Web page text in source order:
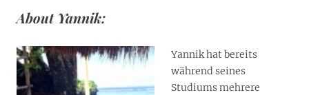
About Yannik:
Yannik hat bereits
während seines
Studiums mehrere